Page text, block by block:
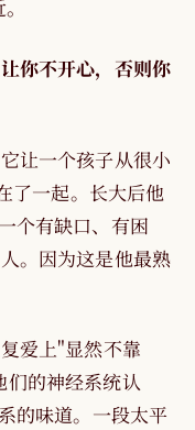
你不开心，否则你
让一个孩子从很小
了一起。长大后他
个有缺口、有困
。因为这是他最熟
爱上"显然不靠
的神经系统认
的味道。一段太平